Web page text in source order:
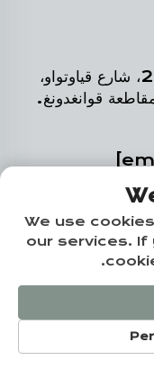
رقم 3025، المبنى 3 رقم 228، شارع قياوتواو،
قوانغدونغ.
للإسكان المحدودة -
We use
our services.